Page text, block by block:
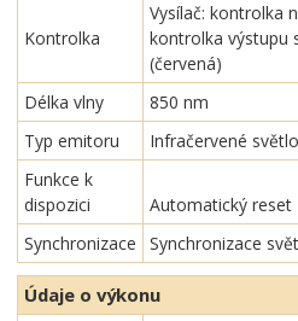
Kontrolka
Vysílač: kontrolka
kontrolka výstupu
(červená)
Délka vlny
850 nm
Typ emitoru
Infračervené
Funkce k
dispozici
Automatický reset
Synchronizace
Synchronizace
Údaje o výkonu